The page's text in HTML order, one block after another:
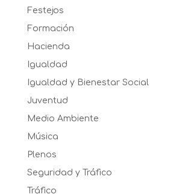
Festejos
Formación
Hacienda
Igualdad
Igualdad y Bienestar Social
Juventud
Medio Ambiente
Música
Plenos
Seguridad y Tráfico
Tráfico